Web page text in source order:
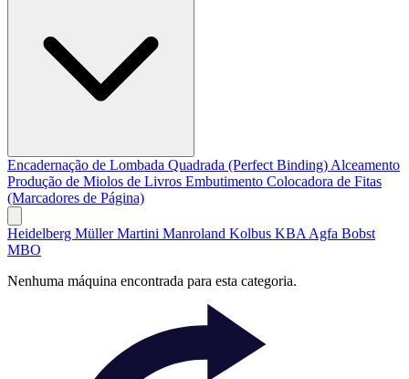
Encadernação de Lombada Quadrada (Perfect Binding) Alceamento
Produção de Miolos de Livros Embutimento Colocadora de Fitas
(Marcadores de Página)
Heidelberg Müller Martini Manroland Kolbus KBA Agfa Bobst
MBO
Nenhuma máquina encontrada para esta categoria.